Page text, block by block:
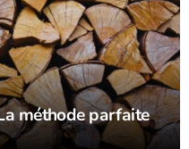
méthode parfaite
28/09/23